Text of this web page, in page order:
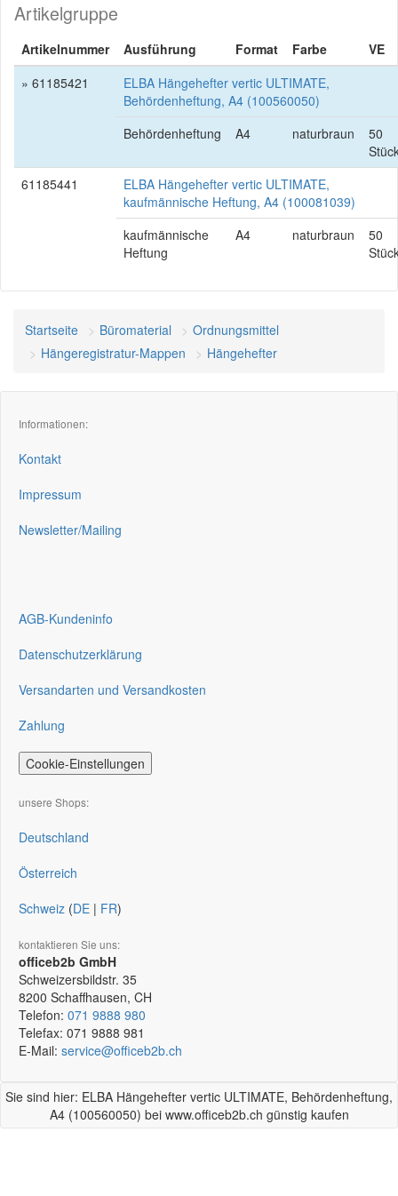
Artikelgruppe
Artikelnummer Ausführung Format Farbe
VE
» 61185421
ELBA Hängehefter vertic ULTIMATE,
Behördenheftung, A4 (100560050)
Behördenheftung
A4 naturbraun
50
61185441
ELBA Hängehefter vertic ULTIMATE,
kaufmännische Heftung, A4 (100081039)
kaufmännische
Heftung
A4 naturbraun
50
Startseite Büromaterial
Ordnungsmittel
Hängeregistratur-Mappen
Hängehefter
Informationen:
Kontakt
Impressum
Newsletter/Mailing
AGB-Kundeninfo
Datenschutzerklärung
Versandarten und Versandkosten
Zahlung
Cookie-Einstellungen
unsere Shops:
Deutschland
Österreich
Schweiz (DE | FR)
kontaktieren Sie uns:
officeb2b GmbH
Schweizersbildstr. 35
8200 Schaffhausen, CH
Telefon: 071 9888 980
Telefax: 071 9888 981
E-Mail: service@officeb2b.ch
Sie sind hier: ELBA Hängehefter vertic ULTIMATE, Behördenheftung,
A4 (100560050) bei www.officeb2b.ch günstig kaufen